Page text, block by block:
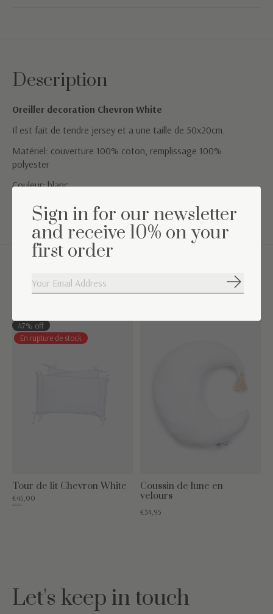
Description
Oreiller decoration Chevron White
Il est fait de tendre jersey et a une taille de 50x20cm.
Matériel: couverture 100% coton, remplissage 100%
polyester
Couleur: blanc
Instructions de lavage: lavable 30°
Complétez l'ensemble
Carousel items
47% off
En rupture de stock
Tour de lit Chevron White
€45,00
€84,95
Coussin de lune en
velours
€34,95
Let's keep in touch
Sign in for our newsletter
and receive 10% on your
first order
S'abonner